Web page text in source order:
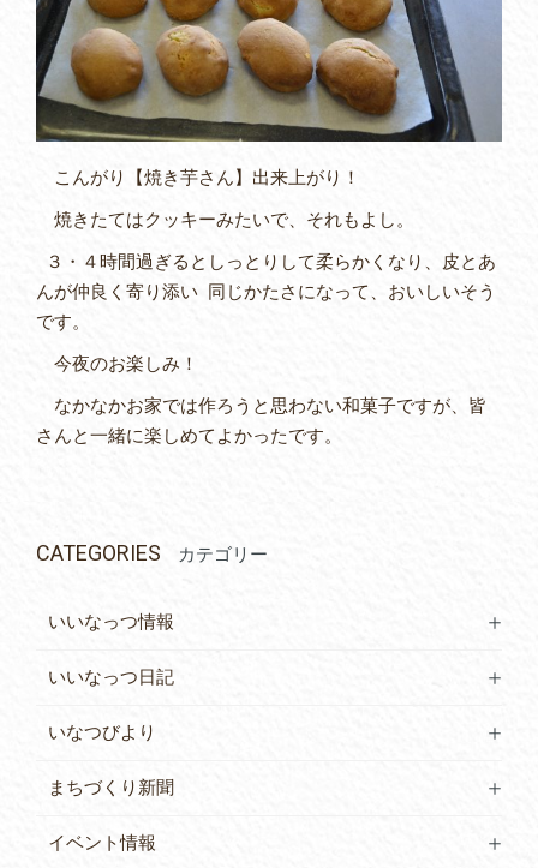
こんがり【焼き芋さん】出来上がり！
焼きたてはクッキーみたいで、それもよし。
３・４時間過ぎるとしっとりして柔らかくなり、皮とあ
んが仲良く寄り添い 同じかたさになって、おいしいそう
です。
今夜のお楽しみ！
なかなかお家では作ろうと思わない和菓子ですが、皆
さんと一緒に楽しめてよかったです。
CATEGORIES カテゴリー
いいなっつ情報
いいなっつ日記
いなつびより
まちづくり新聞
イベント情報